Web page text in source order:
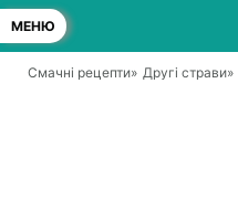
МЕНЮ
Смачні рецепти» Другі страви»